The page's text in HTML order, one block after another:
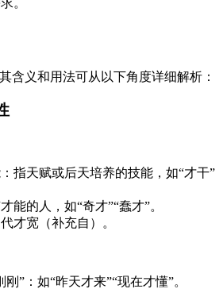
含义和用法可从以下角度详细解析：
指天赋或后天培养的技能，如“才干”
能的人，如“奇才”“蠢才”。
才宽（补充自）。
刚”：如“昨天才来”“现在才懂”。